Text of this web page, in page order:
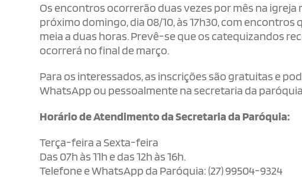
Os encontros ocorrerão duas vezes por mês na
próximo domingo, dia 08/10, às 17h30, com
meia a duas horas. Prevê-se que os catequizandos
ocorrerá no final de março.
Para os interessados, as inscrições são gratuitas e
WhatsApp ou pessoalmente na secretaria da
Horário de Atendimento da Secretaria da Paróquia:
Terça-feira a Sexta-feira
Das 07h às 11h e das 12h às 16h.
Telefone e WhatsApp da Paróquia: (27) 99504-9324